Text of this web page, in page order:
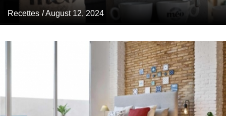
Recettes / August 12, 2024